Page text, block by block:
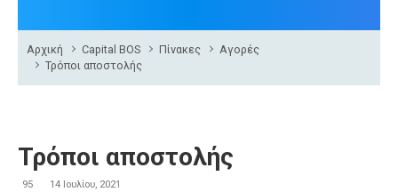
Αρχική Capital BOS Πίνακες
Αγορές
Τρόποι αποστολής
Τρόποι αποστολής
95 14 Ιουλίου, 2021